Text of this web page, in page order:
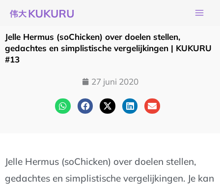
naar
de
inhoud
Jelle Hermus (soChicken) over doelen stellen,
gedachtes en simplistische vergelijkingen | KUKURU
#13
27 juni 2020
Jelle Hermus (soChicken) over doelen stellen,
gedachtes en simplistische vergelijkingen. Je kan